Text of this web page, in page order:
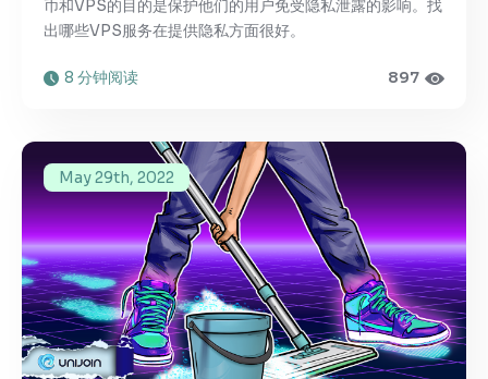
币和VPS的目的是保护他们的用户免受隐私泄露的影响。找
出哪些VPS服务在提供隐私方面很好。
8 分钟阅读 897
May 29th, 2022